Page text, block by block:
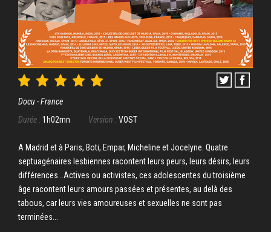
Docu - France
Durée :1h02mn Version :VOST
A Madrid et à Paris, Boti, Empar, Micheline et Jocelyne. Quatre
septuagénaires lesbiennes racontent leurs peurs, leurs désirs, leurs
différences...Actives ou activistes, ces adolescentes du troisième
âge racontent leurs amours passées et présentes, au delà des
tabous, car leurs vies amoureuses et sexuelles ne sont pas
terminées...